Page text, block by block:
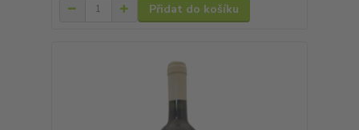
Přidat do košíku